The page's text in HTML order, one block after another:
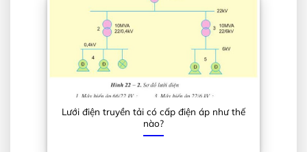
Lưới điện truyền tải có cấp điện áp như thế
nào?